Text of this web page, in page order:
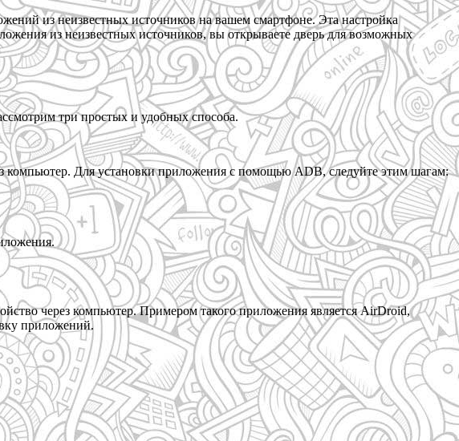
из неизвестных источников на вашем смартфоне. Эта настройка
из неизвестных источников, вы открываете дверь для возможных
три простых и удобных способа.
компьютер. Для установки приложения с помощью ADB, следуйте этим шагам:
через компьютер. Примером такого приложения является AirDroid,
приложений.